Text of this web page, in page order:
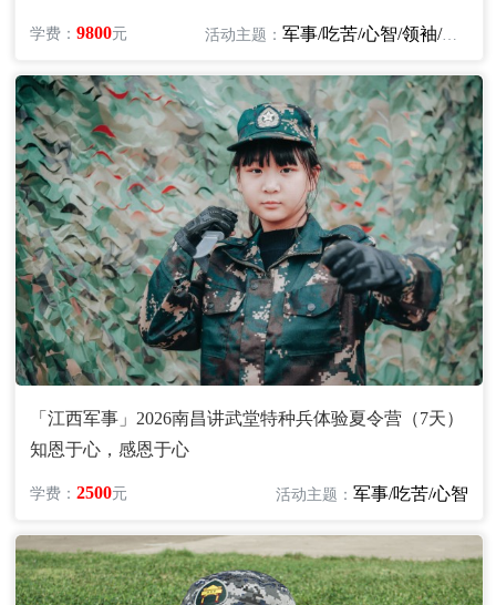
学费：9800元 活动主题：军事/吃苦/心智/领袖/励志
「江西军事」2026南昌讲武堂特种兵体验夏令营（7天）
知恩于心，感恩于心
学费：2500元 活动主题： 军事/吃苦/心智